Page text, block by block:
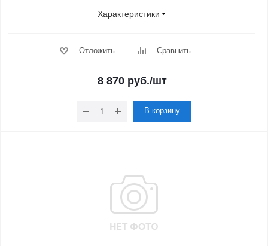
Характеристики
Отложить Сравнить
8 870руб./шт
В корзину